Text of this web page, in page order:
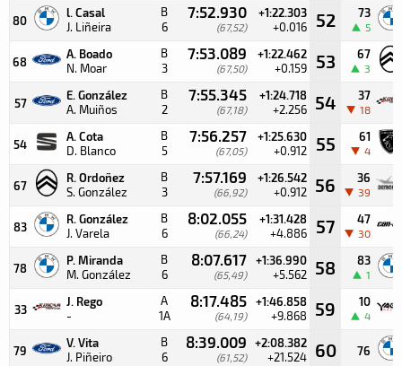
80
l. Casal
J. Liñeira
B
6
7:52.930
(67,52)
+1:22.303
+0.016 52 73
5
68
A. Boado
N. Moar
B
3
7:53.089
(67,50)
+1:22.462
+0.159 53 67
3
57
E. González
A. Muiños
B
2
7:55.345
(67,18)
+1:24.718
+2.256 54 37
18
54
A. Cota
D. Blanco
B
5
7:56.257
(67,05)
+1:25.630
+0.912 55 61
4
67
R. Ordoñez
S. González
B
3
7:57.169
(66,92)
+1:26.542
+0.912 56 36
39
83
R. González
J. Varela
B
6
8:02.055
(66,24)
+1:31.428
+4.886 57 47
30
78
P. Miranda
M. González
B
6
8:07.617
(65,49)
+1:36.990
+5.562 58 83
1
33
J. Rego
-
A
1A
8:17.485
(64,19)
+1:46.858
+9.868 59 10
4
79
V. Vita
J. Piñeiro
B
6
8:39.009
(61,52)
+2:08.382
+21.524 60 76